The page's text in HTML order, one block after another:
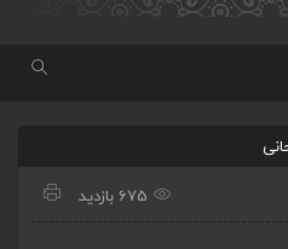
675 بازدید